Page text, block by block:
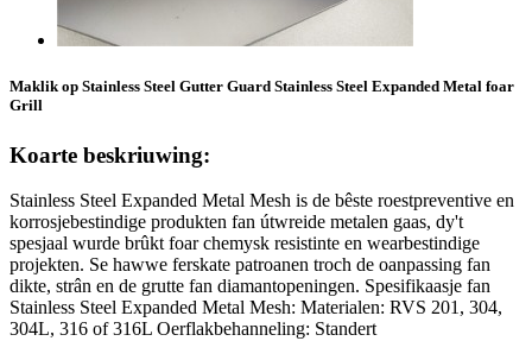
Maklik op Stainless Steel Gutter Guard Stainless Steel Expanded Metal foar
Grill
Koarte beskriuwing:
Stainless Steel Expanded Metal Mesh is de bêste roestpreventive en
korrosjebestindige produkten fan útwreide metalen gaas, dy't
spesjaal wurde brûkt foar chemysk resistinte en wearbestindige
projekten. Se hawwe ferskate patroanen troch de oanpassing fan
dikte, strân en de grutte fan diamantopeningen. Spesifikaasje fan
Stainless Steel Expanded Metal Mesh: Materialen: RVS 201, 304,
304L, 316 of 316L Oerflakbehanneling: Standert